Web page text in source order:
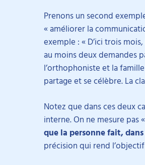
Prenons un second
« améliorer la
exemple : « D’ici trois
au moins deux demandes
l’orthophoniste et la
partage et se célèbre. La
Notez que dans ces deux
interne. On ne mesure
que la personne fait,
précision qui rend